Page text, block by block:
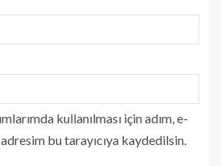
kullanılması için adım, e-
bu tarayıcıya kaydedilsin.